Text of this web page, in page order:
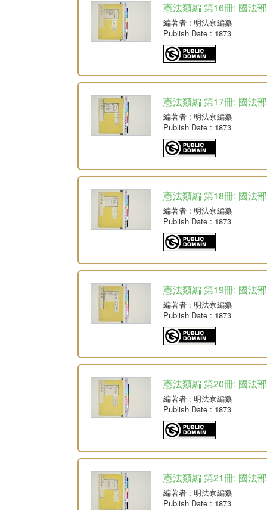
憲法類編 第16冊: 國法
編著者 : 明法寮編纂
Publish Date : 1873
憲法類編 第17冊: 國法
編著者 : 明法寮編纂
Publish Date : 1873
憲法類編 第18冊: 國法
編著者 : 明法寮編纂
Publish Date : 1873
憲法類編 第19冊: 國法
編著者 : 明法寮編纂
Publish Date : 1873
憲法類編 第20冊: 國法
編著者 : 明法寮編纂
Publish Date : 1873
憲法類編 第21冊: 國法
編著者 : 明法寮編纂
Publish Date : 1873